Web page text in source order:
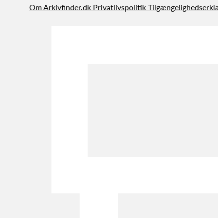
Om Arkivfinder.dk Privatlivspolitik